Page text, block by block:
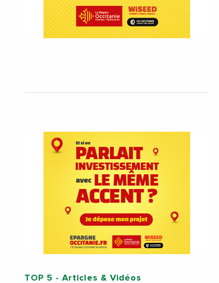
TOP 5 - Articles & Vidéos